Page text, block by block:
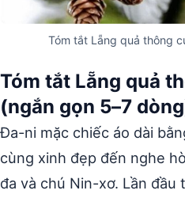
Tóm tắt Lẵng quả thông
Tóm tắt Lẵng quả
(ngắn gọn 5–7
Đa-ni mặc chiếc áo dài
cùng xinh đẹp đến nghe
đa và chú Nin-xơ. Lần đầu